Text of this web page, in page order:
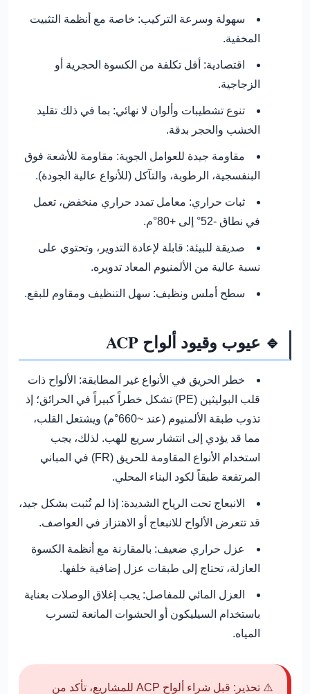
سهولة وسرعة التركيب: خاصة مع أنظمة التثبيت
المخفية.
اقتصادية: أقل تكلفة من الكسوة الحجرية أو
الزجاجية.
تنوع تشطيبات وألوان لا نهائي: بما في ذلك تقليد
الخشب والحجر بدقة.
مقاومة جيدة للعوامل الجوية: مقاومة للأشعة فوق
البنفسجية، الرطوبة، والتآكل (للأنواع عالية الجودة).
ثبات حراري: معامل تمدد حراري منخفض، تعمل
في نطاق -52° إلى +80°م.
صديقة للبيئة: قابلة لإعادة التدوير، وتحتوي على
نسبة عالية من الألمنيوم المعاد تدويره.
سطح أملس ونظيف: سهل التنظيف ومقاوم للبقع.
🔹 عيوب وقيود ألواح ACP
خطر الحريق في الأنواع غير المطابقة: الألواح ذات
قلب البوليثين (PE) تشكل خطراً كبيراً في الحرائق؛ إذ
تذوب طبقة الألمنيوم (عند ~660°م) ويشتعل القلب،
مما قد يؤدي إلى انتشار سريع للهب. لذلك، يجب
استخدام الأنواع المقاومة للحريق (FR) في المباني
المرتفعة طبقاً لكود البناء المحلي.
الانبعاج تحت الرياح الشديدة: إذا لم تُثبت بشكل جيد،
قد تتعرض الألواح للانبعاج أو الاهتزاز في العواصف.
عزل حراري ضعيف: بالمقارنة مع أنظمة الكسوة
العازلة، تحتاج إلى طبقات عزل إضافية خلفها.
العزل المائي للمفاصل: يجب إغلاق الوصلات بعناية
باستخدام السيليكون أو الحشوات المانعة لتسرب
المياه.
⚠️ تحذير:
قبل شراء ألواح ACP للمشاريع، تأكد من